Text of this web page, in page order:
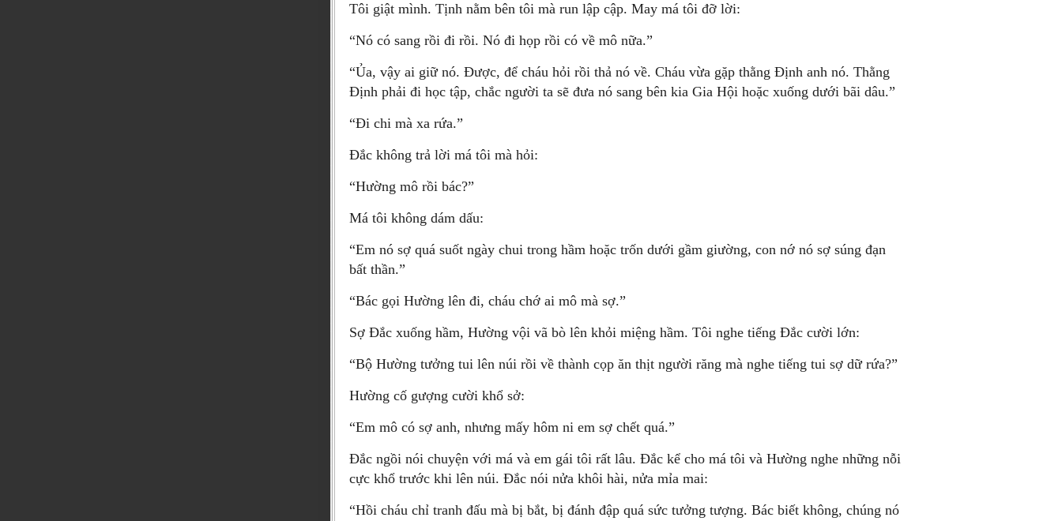
Tôi giật mình. Tịnh nằm bên tôi mà run lập cập. May má tôi đỡ lời:
“Nó có sang rồi đi rồi. Nó đi họp rồi có về mô nữa.”
“Ủa, vậy ai giữ nó. Ðược, để cháu hỏi rồi thả nó về. Cháu vừa gặp thằng Ðịnh anh nó. Thằng
Ðịnh phải đi học tập, chắc người ta sẽ đưa nó sang bên kia Gia Hội hoặc xuống dưới bãi dâu.”
“Ði chi mà xa rứa.”
Ðắc không trả lời má tôi mà hỏi:
“Hường mô rồi bác?”
Má tôi không dám dấu:
“Em nó sợ quá suốt ngày chui trong hầm hoặc trốn dưới gầm giường, con nớ nó sợ súng đạn
bất thần.”
“Bác gọi Hường lên đi, cháu chớ ai mô mà sợ.”
Sợ Ðắc xuống hầm, Hường vội vã bò lên khỏi miệng hầm. Tôi nghe tiếng Ðắc cười lớn:
“Bộ Hường tưởng tui lên núi rồi về thành cọp ăn thịt người răng mà nghe tiếng tui sợ dữ rứa?”
Hường cố gượng cười khổ sở:
“Em mô có sợ anh, nhưng mấy hôm ni em sợ chết quá.”
Ðắc ngồi nói chuyện với má và em gái tôi rất lâu. Ðắc kể cho má tôi và Hường nghe những nỗi
cực khổ trước khi lên núi. Ðắc nói nửa khôi hài, nửa mỉa mai:
“Hồi cháu chỉ tranh đấu mà bị bắt, bị đánh đập quá sức tưởng tượng. Bác biết không, chúng nó